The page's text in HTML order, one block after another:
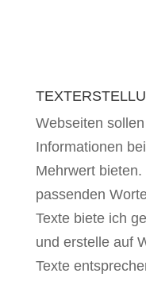
Webseiten
Informationen
Mehrwert
passenden
Texte biete ich
und erstelle auf
Texte